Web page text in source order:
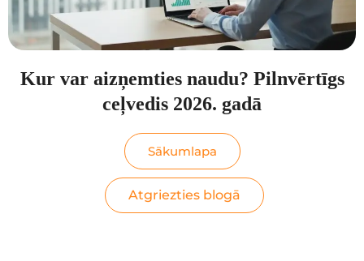
Kur var aizņemties naudu? Pilnvērtīgs
ceļvedis 2026. gadā
Sākumlapa
Atgriezties blogā